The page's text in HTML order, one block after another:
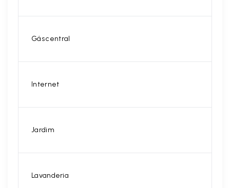
Gás central
Internet
Jardim
Lavanderia